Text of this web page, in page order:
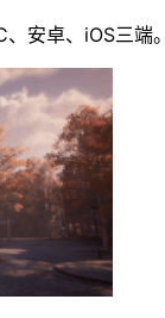
安卓、iOS三端